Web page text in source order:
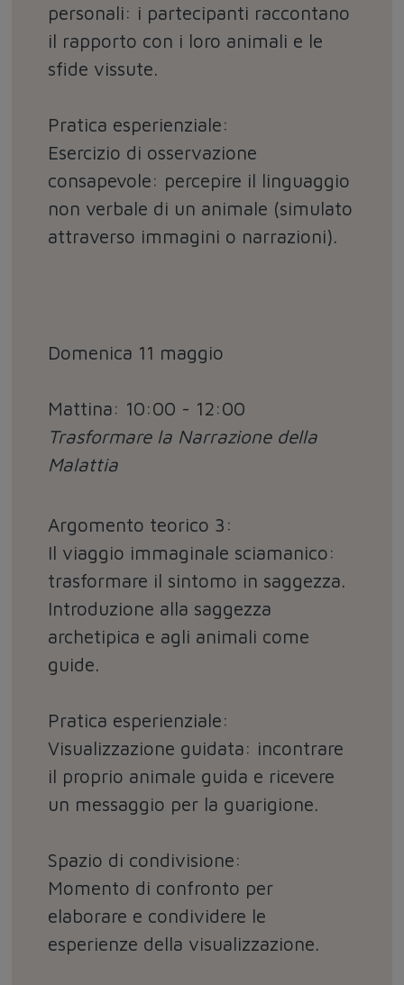
personali: i partecipanti raccontano
il rapporto con i loro animali e le
sfide vissute.
Pratica esperienziale:
Esercizio di osservazione
consapevole: percepire il linguaggio
non verbale di un animale (simulato
attraverso immagini o narrazioni).
Domenica 11 maggio
Mattina: 10:00 - 12:00
Trasformare la Narrazione della
Malattia
Argomento teorico 3:
Il viaggio immaginale sciamanico:
trasformare il sintomo in saggezza.
Introduzione alla saggezza
archetipica e agli animali come
guide.
Pratica esperienziale:
Visualizzazione guidata: incontrare
il proprio animale guida e ricevere
un messaggio per la guarigione.
Spazio di condivisione:
Momento di confronto per
elaborare e condividere le
esperienze della visualizzazione.